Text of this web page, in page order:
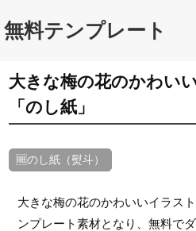
無料テンプレート
大きな梅の花のかわい
「のし紙」
🆓のし紙（熨斗）
大きな梅の花のかわいいイラス
ンプレート素材となり、無料で